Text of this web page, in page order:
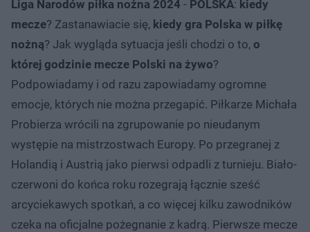
Liga Narodów piłka nożna 2024 - POLSKA: kiedy
mecze? Zastanawiacie się, kiedy gra Polska w piłkę
nożną? Jak wygląda sytuacja jeśli chodzi o to, o
której godzinie mecze Polski na żywo?
Podpowiadamy i od razu zapowiadamy ogromne
emocje, których nie można przegapić. Piłkarze Michała
Probierza wrócili na zgrupowanie po nieudanym
występie na mistrzostwach Europy. Po przegranej z
Holandią i Austrią jako pierwsi odpadli z turnieju. Biało-
czerwoni do końca roku rozegrają łącznie sześć
arcyciekawych spotkań, a co więcej kilku zawodników
czeka na oficjalne pożegnanie z kadrą. Pierwsze mecze